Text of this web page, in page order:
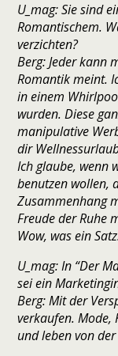
U_mag: Sie sind
Romantischem.
verzichten?
Berg: Jeder kann
Romantik meint.
in einem
wurden. Diese
manipulative
dir
Ich glaube, wenn
benutzen wollen,
Zusammenhang
Freude der Ruhe
Wow, was ein
U_mag: In “Der
sei ein
Berg: Mit der
verkaufen. Mode,
und leben von